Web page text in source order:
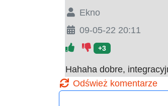
Ekno
09-05-22 20:11
+3
Hahaha dobre,
Odśwież komentarze